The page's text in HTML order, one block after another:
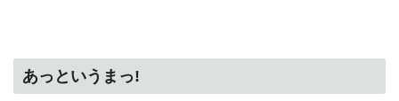
あっというまっ!